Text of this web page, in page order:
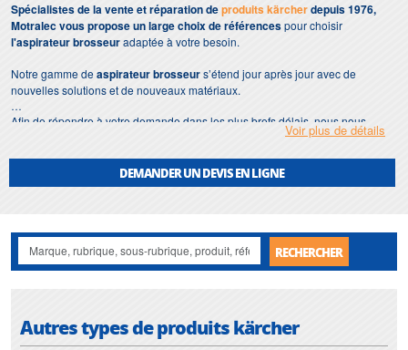
Spécialistes de la vente et réparation deproduits kärcherdepuis 1976,
Motralec vous propose un large choix de référencespour choisir
l'aspirateur brosseuradaptée à votre besoin.
Notre gamme deaspirateur brosseurs’étend jour après jour avec de
nouvelles solutions et de nouveaux matériaux.
Afin de répondre à votre demande dans les plus brefs délais, nous nous
aspirateur brosseur
met également à votre disposition son service de
maintenance deaspirateur brosseur.
contraintes sont un gage d'efficacité, et garantissent l'absence de perturbation
de vos installations deaspirateur brosseur.
Voir plus de détails
DEMANDER UN DEVIS EN LIGNE
RECHERCHER
Autres types de produits kärcher